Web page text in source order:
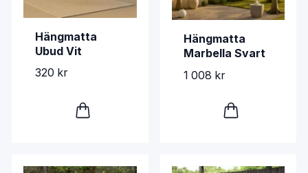
Hängmatta
Ubud Vit
320 kr
Hängmatta
Marbella Svart
1 008 kr